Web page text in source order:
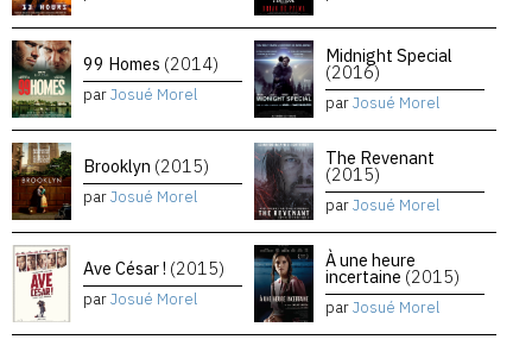
99 Homes (2014)
parJosué Morel
Midnight Special
(2016)
parJosué Morel
Brooklyn (2015)
parJosué Morel
The Revenant
(2015)
parJosué Morel
Ave César ! (2015)
parJosué Morel
À une heure
incertaine (2015)
parJosué Morel